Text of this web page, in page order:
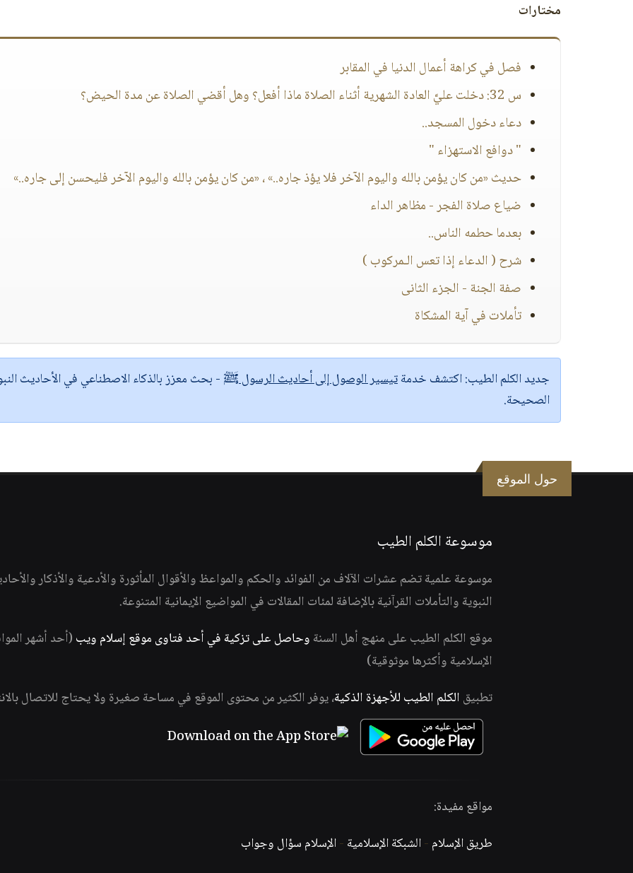
مختارات
فصل في كراهة أعمال الدنيا في المقابر
س 32: دخلت عليَّ العادة الشهرية أثناء الصلاة ماذا أفعل؟ وهل أقضي الصلاة عن مدة الحيض؟
دعاء دخول المسجد..
" دوافع الاستهزاء "
حديث «من كان يؤمن بالله واليوم الآخر فلا يؤذ جاره..» ، «من كان يؤمن بالله واليوم الآخر فليحسن إلى جاره..»
ضياع صلاة الفجر - مظاهر الداء
بعدما حطمه الناس..
شرح ( الدعاء إذا تعس الـمركوب )
صفة الجنة - الجزء الثانى
تأملات في آية المشكاة
جديد الكلم الطيب:اكتشف خدمةتيسير الوصول إلى أحاديث الرسول ﷺ - بحث معزز بالذكاء الاصطناعي في الأحاديث
الصحيحة.
حول الموقع
موسوعة الكلم الطيب
موسوعة علمية تضم عشرات الآلاف من الفوائد والحكم والمواعظ والأقوال المأثورة والأدعية والأذكار
النبوية والتأملات القرآنية بالإضافة لمئات المقالات في المواضيع الإيمانية المتنوعة.
موقع الكلم الطيب على منهج أهل السنة وحاصل على تزكية في أحد فتاوى موقع إسلام ويب(أحد أشهر
الإسلامية وأكثرها موثوقية)
تطبيق الكلم الطيب للأجهزة الذكية، يوفر الكثير من محتوى الموقع في مساحة صغيرة ولا يحتاج للاتصال
مواقع مفيدة:
طريق الإسلام -الشبكة الإسلامية -الإسلام سؤال وجواب